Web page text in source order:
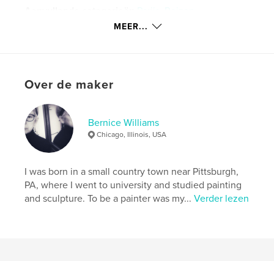
Klein vierkant, 18×18 cm
Taal
English
monochrome
Paris
MEER...
Over de maker
Bernice Williams
Chicago, Illinois, USA
I was born in a small country town near Pittsburgh,
PA, where I went to university and studied painting
and sculpture. To be a painter was my...Verder lezen